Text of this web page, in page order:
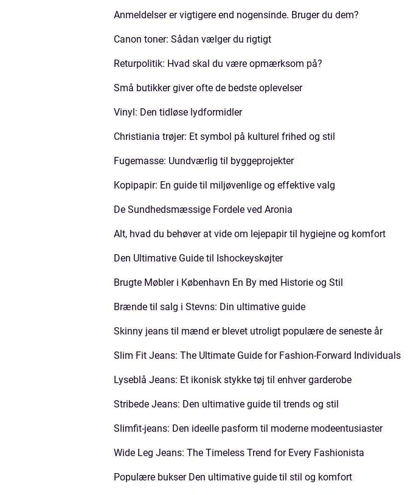
Anmeldelser er vigtigere end nogensinde. Bruger du dem?
Canon toner: Sådan vælger du rigtigt
Returpolitik: Hvad skal du være opmærksom på?
Små butikker giver ofte de bedste oplevelser
Vinyl: Den tidløse lydformidler
Christiania trøjer: Et symbol på kulturel frihed og stil
Fugemasse: Uundværlig til byggeprojekter
Kopipapir: En guide til miljøvenlige og effektive valg
De Sundhedsmæssige Fordele ved Aronia
Alt, hvad du behøver at vide om lejepapir til hygiejne og komfort
Den Ultimative Guide til Ishockeyskøjter
Brugte Møbler i København En By med Historie og Stil
Brænde til salg i Stevns: Din ultimative guide
Skinny jeans til mænd er blevet utroligt populære de seneste år
Slim Fit Jeans: The Ultimate Guide for Fashion-Forward Individuals
Lyseblå Jeans: Et ikonisk stykke tøj til enhver garderobe
Stribede Jeans: Den ultimative guide til trends og stil
Slimfit-jeans: Den ideelle pasform til moderne modeentusiaster
Wide Leg Jeans: The Timeless Trend for Every Fashionista
Populære bukser Den ultimative guide til stil og komfort